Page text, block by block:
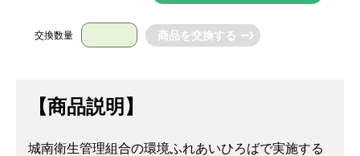
交換数量
【商品説明】
城南衛生管理組合の環境ふれあいひろばで実施する